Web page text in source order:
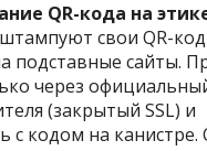
QR-кода на
свои QR-
подставные сайты.
через
(закрытый SSL) и
с кодом на канистре.